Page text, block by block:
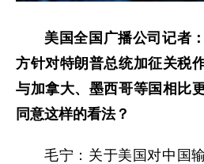
美国全国广播公司记者
方针对特朗普总统加征关税
与加拿大、墨西哥等国相比
同意这样的看法？
毛宁：关于美国对中国